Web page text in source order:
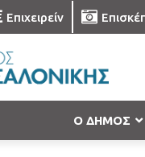
Επιχειρείν
Ο ΔΗΜΟΣ